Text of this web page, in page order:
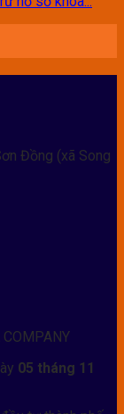
Đồng (xã Song
05 tháng 11